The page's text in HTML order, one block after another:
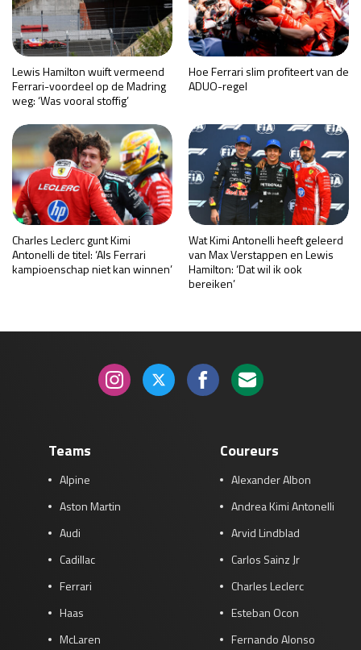
Lewis Hamilton wuift vermeend
Ferrari-voordeel op de Madring
weg: ‘Was vooral stoffig’
Hoe Ferrari slim profiteert van de
ADUO-regel
Charles Leclerc gunt Kimi
Antonelli de titel: ‘Als Ferrari
kampioenschap niet kan winnen’
Wat Kimi Antonelli heeft geleerd
van Max Verstappen en Lewis
Hamilton: ‘Dat wil ik ook
bereiken’
Teams
Alpine
Aston Martin
Audi
Cadillac
Ferrari
Haas
McLaren
Coureurs
Alexander Albon
Andrea Kimi Antonelli
Arvid Lindblad
Carlos Sainz Jr
Charles Leclerc
Esteban Ocon
Fernando Alonso